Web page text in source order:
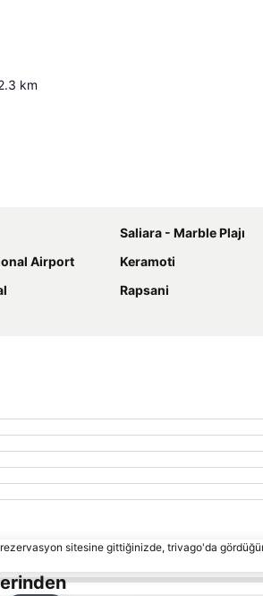
km
Saliara - Marble Plajı
Airport
Keramoti
Rapsani
sitesine gittiğinizde, trivago'da